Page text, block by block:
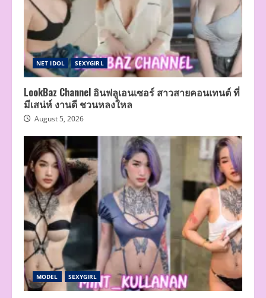
NET IDOL SEXYGIRL
LookBaz Channel อินฟลูเอนเซอร์ สาวสายคอนเทนต์ ที่
มีเสน่ห์ งานดี ชวนหลงใหล
August 5, 2026
MODEL SEXYGIRL